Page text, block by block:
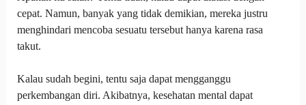
cepat. Namun, banyak yang tidak demikian, mereka justru
menghindari mencoba sesuatu tersebut hanya karena rasa
takut.
Kalau sudah begini, tentu saja dapat mengganggu
perkembangan diri. Akibatnya, kesehatan mental dapat